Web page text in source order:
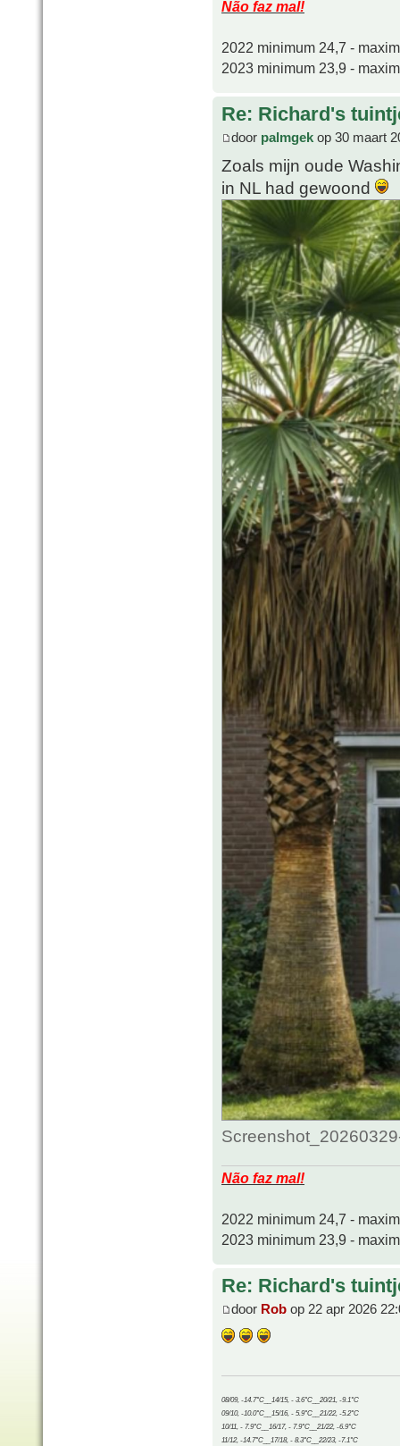
Não faz mal!
2022 minimum 24,7 -
2023 minimum 23,9 -
Re: Richard's
door palmgek op 30 maart
Zoals mijn oude
in NL had gewoond
Não faz mal!
2022 minimum 24,7 -
2023 minimum 23,9 -
Re: Richard's
door Rob op 22 apr 2026
08/09, -14.7°C__14/15, - 3.6°C__20/21, -9.1°C
09/10, -10.0°C__15/16, - 5.9°C__21/22, -5.2°C
10/11, - 7.9°C__16/17, - 7.9°C__21/22, -6.9°C
11/12, -14.7°C__17/18, - 8.3°C__22/23, -7.1°C